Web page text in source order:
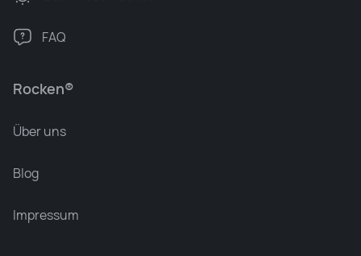
Rocken®
Über uns
Blog
Impressum
FAQ